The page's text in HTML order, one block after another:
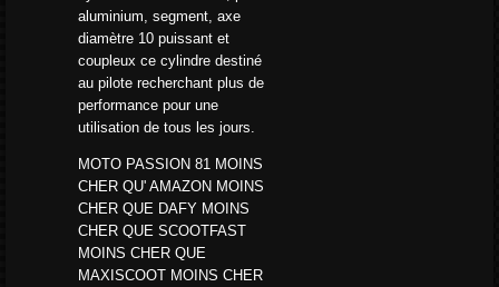
aluminium, segment, axe
diamètre 10 puissant et
coupleux ce cylindre destiné
au pilote recherchant plus de
performance pour une
utilisation de tous les jours.
MOTO PASSION 81 MOINS
CHER QU' AMAZON MOINS
CHER QUE DAFY MOINS
CHER QUE SCOOTFAST
MOINS CHER QUE
MAXISCOOT MOINS CHER